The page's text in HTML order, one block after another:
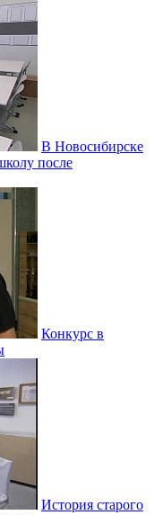
В Новосибирске
после
Конкурс в
История старого